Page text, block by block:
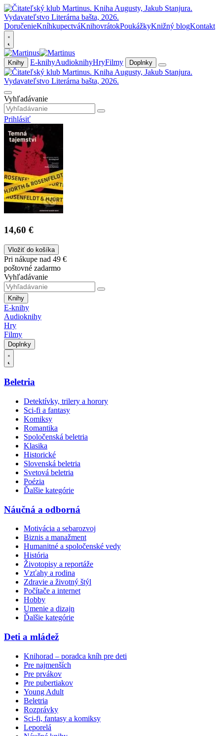
DoručenieKníhkupectváKnihovrátokPoukážkyKnižný blogKontakt
Knihy E-knihyAudioknihyHryFilmy Doplnky
Vyhľadávanie
Prihlásiť
14,60 €
Vložiť do košíka
Pri nákupe nad 49 €
poštovné zadarmo
Vyhľadávanie
Knihy
E-knihy
Audioknihy
Hry
Filmy
Doplnky
Beletria
Detektívky, trilery a horory
Sci-fi a fantasy
Komiksy
Romantika
Spoločenská beletria
Klasika
Historické
Slovenská beletria
Svetová beletria
Poézia
Ďalšie kategórie
Náučná a odborná
Motivácia a sebarozvoj
Biznis a manažment
Humanitné a spoločenské vedy
História
Životopisy a reportáže
Vzťahy a rodina
Zdravie a životný štýl
Počítače a internet
Hobby
Umenie a dizajn
Ďalšie kategórie
Deti a mládež
Knihorad – poradca kníh pre deti
Pre najmenších
Pre prvákov
Pre pubertiakov
Young Adult
Beletria
Rozprávky
Sci-fi, fantasy a komiksy
Leporelá